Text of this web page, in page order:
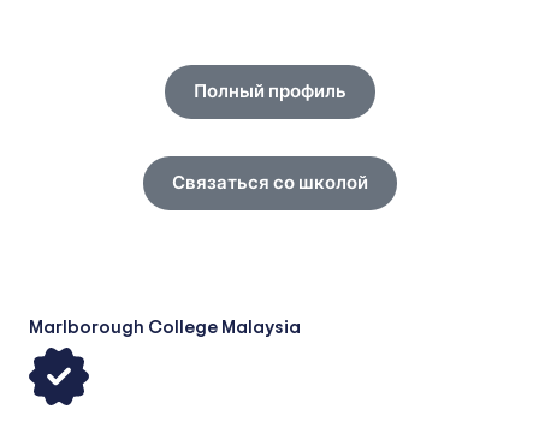
Полный профиль
Связаться со школой
Marlborough College Malaysia